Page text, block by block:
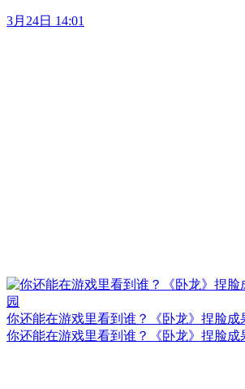
3月24日 14:01
你还能在游戏里看到谁？《卧龙》捏脸成
你还能在游戏里看到谁？《卧龙》捏脸成